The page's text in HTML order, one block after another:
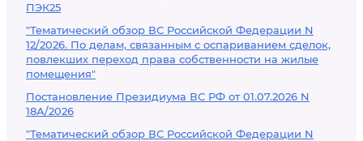
ПЭК25
"Тематический обзор ВС Российской Федерации N
12/2026. По делам, связанным с оспариванием сделок,
повлекших переход права собственности на жилые
помещения"
Постановление Президиума ВС РФ от 01.07.2026 N
18А/2026
"Тематический обзор ВС Российской Федерации N